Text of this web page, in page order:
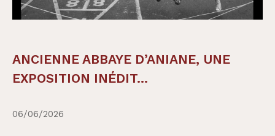
ANCIENNE ABBAYE D’ANIANE, UNE
EXPOSITION INÉDIT...
06/06/2026